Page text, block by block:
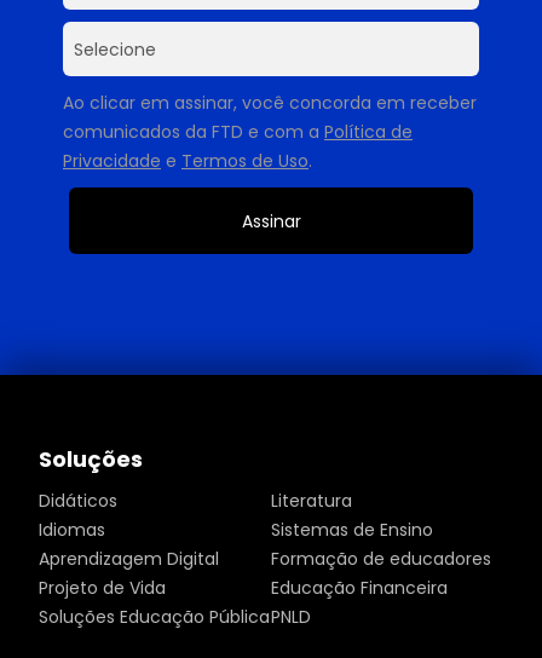
Ao clicar em assinar, você concorda em receber
comunicados da FTD e com a Política de
Privacidade e Termos de Uso.
Assinar
Soluções
Didáticos
Literatura
Idiomas
Sistemas de Ensino
Aprendizagem Digital
Formação de educadores
Projeto de Vida
Educação Financeira
Soluções Educação PúblicaPNLD